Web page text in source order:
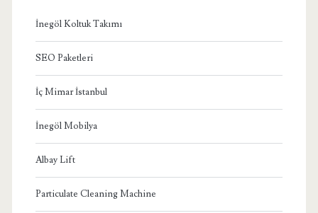
İnegöl Koltuk Takımı
SEO Paketleri
İç Mimar İstanbul
İnegöl Mobilya
Albay Lift
Particulate Cleaning Machine